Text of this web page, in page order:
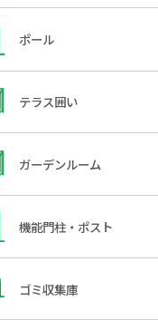
ポール
テラス囲い
ガーデンルーム
機能門柱・ポスト
ゴミ収集庫